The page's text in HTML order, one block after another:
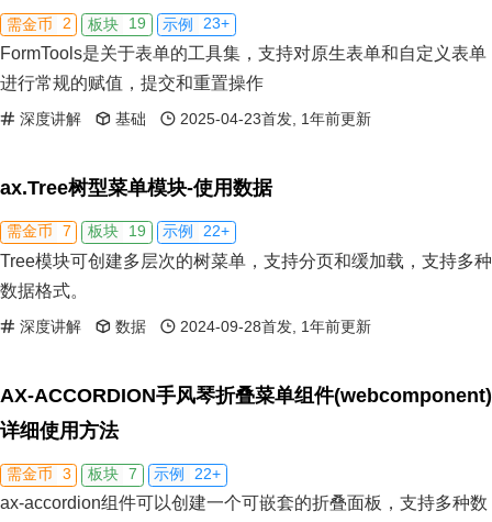
需金币 2 板块 19 示例 23+
FormTools是关于表单的工具集，支持对原生表单和自定义表单
进行常规的赋值，提交和重置操作
深度讲解 基础 2025-04-23首发, 1年前更新
ax.Tree树型菜单模块-使用数据
需金币 7 板块 19 示例 22+
Tree模块可创建多层次的树菜单，支持分页和缓加载，支持多种
数据格式。
深度讲解 数据 2024-09-28首发, 1年前更新
AX-ACCORDION手风琴折叠菜单组件(webcomponent)
详细使用方法
需金币 3 板块 7 示例 22+
ax-accordion组件可以创建一个可嵌套的折叠面板，支持多种数